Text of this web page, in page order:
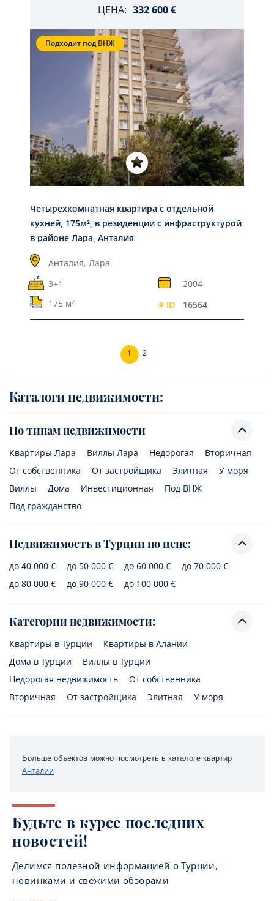
ЦЕНА: 332 600 €
Подходит под ВНЖ
Четырехкомнатная квартира с отдельной
кухней, 175м², в резиденции с инфраструктурой
в районе Лара, Анталия
Анталия, Лара
3+1
2004
175 м²
# ID 16564
1 2
Каталоги недвижимости:
По типам недвижимости
Квартиры Лара Виллы Лара Недорогая
Вторичная
От собственника
От застройщика Элитная
У моря
Виллы
Дома Инвестиционная
Под ВНЖ
Под гражданство
Недвижимость в Турции по цене:
до 40 000 € до 50 000 € до 60 000 €
до 70 000 €
до 80 000 €
до 90 000 € до 100 000 €
Категории недвижимости:
Квартиры в Турции
Квартиры в Алании
Дома в Турции
Виллы в Турции
Недорогая недвижимость
От собственника
Вторичная
От застройщика Элитная У моря
Больше объектов можно посмотреть в каталоге квартир
Анталии
Будьте в курсе последних
новостей!
Делимся полезной информацией о Турции,
новинками и свежими обзорами